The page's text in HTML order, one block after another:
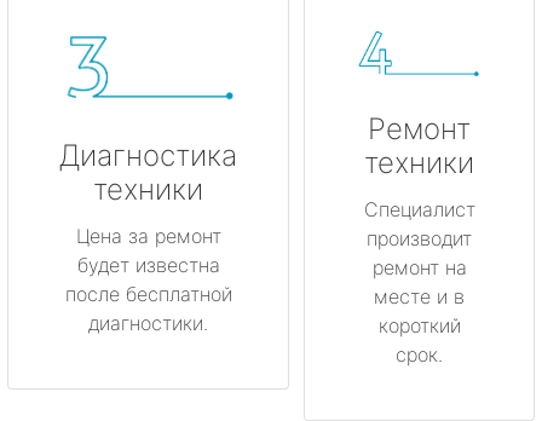
Диагностика
техники
Цена за ремонт
будет известна
после бесплатной
диагностики.
Ремонт
техники
Специалист
производит
ремонт на
месте и в
короткий
срок.